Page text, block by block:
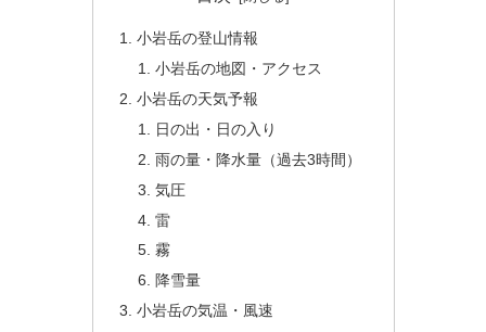
小岩岳の登山情報
小岩岳の地図・アクセス
小岩岳の天気予報
日の出・日の入り
雨の量・降水量（過去3時間）
気圧
雷
霧
降雪量
小岩岳の気温・風速